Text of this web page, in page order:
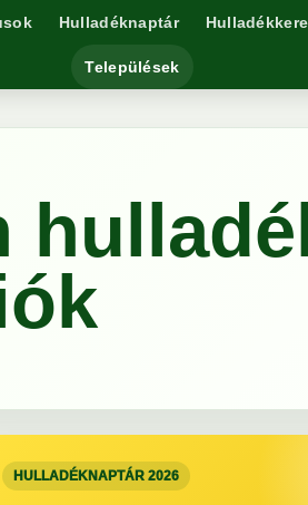
Hulladéknaptár
Települések
HULLADÉKNAPTÁR 2026